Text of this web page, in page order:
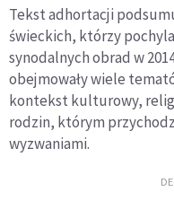
Tekst adhortacji
świeckich, którzy
synodalnych obrad w
obejmowały wiele
kontekst kulturowy,
rodzin, którym
wyzwaniami.